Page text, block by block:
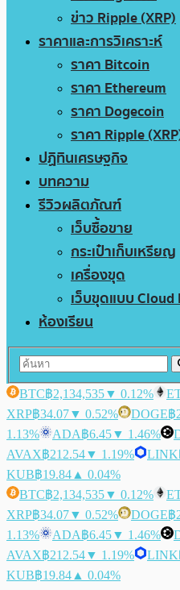
ข่าว Ripple (XRP)
ราคาและการวิเคราะห์
ราคา Bitcoin
ราคา Ethereum
ราคา Dogecoin
ราคา Ripple
ปฏิทินเศรษฐกิจ
บทความ
รีวิวผลิตภัณฑ์
เว็บซื้อขาย
กระเป๋าเก็บเหรียญ
เครื่องขุด
เว็บขุดแบบ
ห้องเรียน
BTC฿2,134,535▼ 0.12%
XRP฿34.07▼ 0.52% DOGE฿
1.13%
ADA฿6.45▼ 1.46%
AVAX฿212.54▼ 1.19% LINK
KUB฿19.84 ▲ 0.04%
BTC฿2,134,535▼ 0.12%
XRP฿34.07▼ 0.52% DOGE฿
1.13%
ADA฿6.45▼ 1.46%
AVAX฿212.54▼ 1.19% LINK
KUB฿19.84 ▲ 0.04%